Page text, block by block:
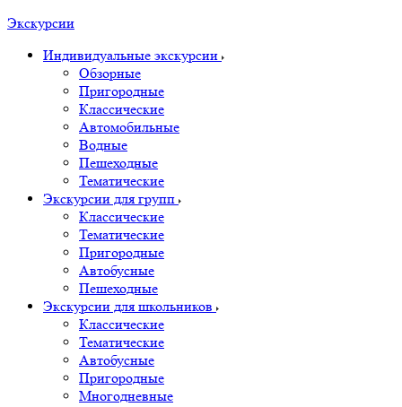
Экскурсии
Индивидуальные экскурсии
Обзорные
Пригородные
Классические
Автомобильные
Водные
Пешеходные
Тематические
Экскурсии для групп
Классические
Тематические
Пригородные
Автобусные
Пешеходные
Экскурсии для школьников
Классические
Тематические
Автобусные
Пригородные
Многодневные